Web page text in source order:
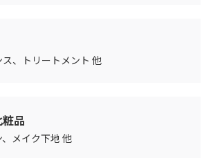
、トリートメント 他
品
メイク下地 他